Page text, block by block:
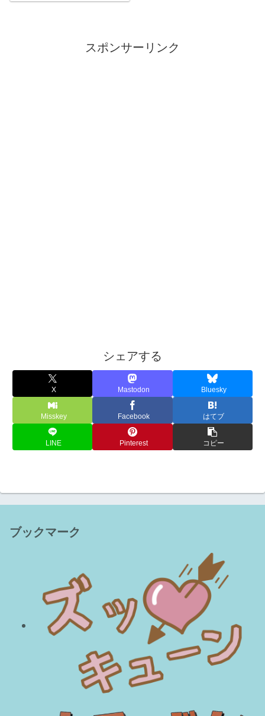
スポンサーリンク
シェアする
X Mastodon Bluesky
Misskey Facebook はてブ
LINE Pinterest コピー
ブックマーク